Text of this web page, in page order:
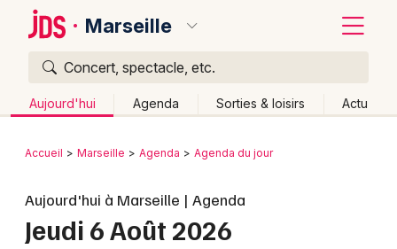
Marseille
Concert, spectacle, etc.
Aujourd'hui Agenda Sorties & loisirs Actu
Publier un événement
Colmar
Retour
Accueil Marseille Agenda Agenda du jour
Aujourd'hui à Marseille | Agenda
Jeudi 6 Août 2026
Quoi ?
Où ?
Provence-Alpes-Côte-d'Azur
Partout
Changer de lieu